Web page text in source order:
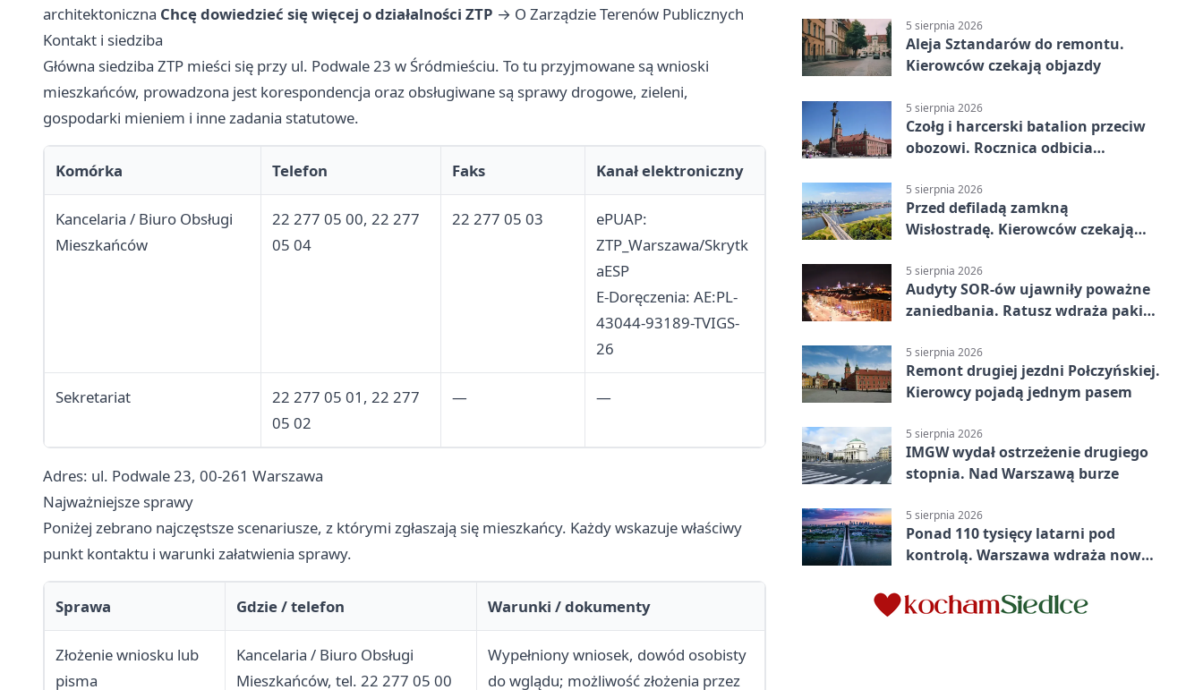
architektoniczna Chcę dowiedzieć się więcej o działalności ZTP → O Zarządzie Terenów Publicznych
Kontakt i siedziba
Główna siedziba ZTP mieści się przy ul. Podwale 23 w Śródmieściu. To tu przyjmowane są wnioski
mieszkańców, prowadzona jest korespondencja oraz obsługiwane są sprawy drogowe, zieleni,
gospodarki mieniem i inne zadania statutowe.
Komórka Telefon Faks Kanał elektroniczny
Kancelaria / Biuro Obsługi
Mieszkańców
22 277 05 00, 22 277
05 04
22 277 05 03
ePUAP:
ZTP_Warszawa/Skrytk
aESP
E-Doręczenia: AE:PL-
43044-93189-TVIGS-
26
Sekretariat
22 277 05 01, 22 277
05 02
— —
Adres: ul. Podwale 23, 00-261 Warszawa
Najważniejsze sprawy
Poniżej zebrano najczęstsze scenariusze, z którymi zgłaszają się mieszkańcy. Każdy wskazuje właściwy
punkt kontaktu i warunki załatwienia sprawy.
Sprawa Gdzie / telefon Warunki / dokumenty
Złożenie wniosku lub
pisma
Kancelaria / Biuro Obsługi
Mieszkańców, tel. 22 277 05 00
Wypełniony wniosek, dowód osobisty
do wglądu; możliwość złożenia przez
5 sierpnia 2026
Aleja Sztandarów do remontu.
Kierowców czekają objazdy
5 sierpnia 2026
Czołg i harcerski batalion przeciw
obozowi. Rocznica odbicia
5 sierpnia 2026
Przed defiladą zamkną
Wisłostradę. Kierowców czekają
5 sierpnia 2026
Audyty SOR-ów ujawniły poważne
zaniedbania. Ratusz wdraża pakiet
5 sierpnia 2026
Remont drugiej jezdni Połczyńskiej.
Kierowcy pojadą jednym pasem
5 sierpnia 2026
IMGW wydał ostrzeżenie drugiego
stopnia. Nad Warszawą burze
5 sierpnia 2026
Ponad 110 tysięcy latarni pod
kontrolą. Warszawa wdraża nowy